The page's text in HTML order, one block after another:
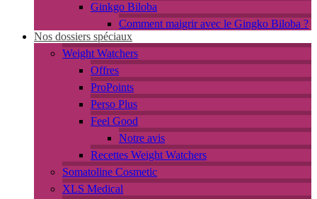
Ginkgo Biloba
Comment maigrir avec le Gingko Biloba ?
Nos dossiers spéciaux
Weight Watchers
Offres
ProPoints
Perso Plus
Feel Good
Notre avis
Recettes Weight Watchers
Somatoline Cosmetic
XLS Medical